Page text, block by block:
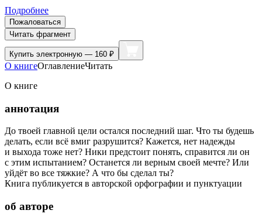
Подробнее
Пожаловаться
Читать фрагмент
Купить электронную — 160 ₽
О книгеОглавлениеЧитать
О книге
аннотация
До твоей главной цели остался последний шаг. Что ты будешь
делать, если всё вмиг разрушится? Кажется, нет надежды
и выхода тоже нет? Ники предстоит понять, справится ли он
с этим испытанием? Останется ли верным своей мечте? Или
уйдёт во все тяжкие? А что бы сделал ты?
Книга публикуется в авторской орфографии и пунктуации
об авторе